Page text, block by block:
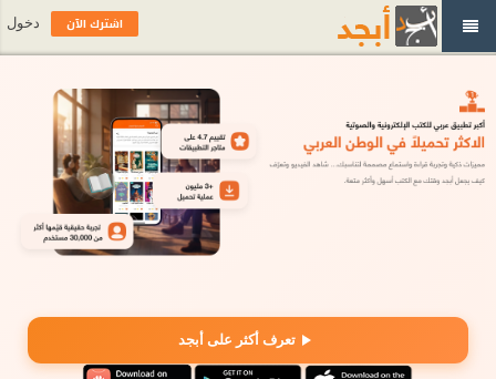
تعرف أكثر على أبجد
اشترك الآن دخول